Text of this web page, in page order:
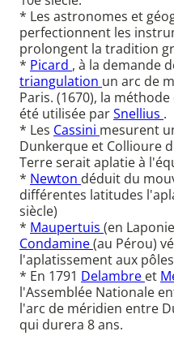
* Les astronomes et
perfectionnent les
prolongent la tradition
* Picard , à la demande
triangulation un arc de
Paris. (1670), la
été utilisée parSnellius .
* Les Cassini mesurent
Dunkerque et Collioure
Terre serait aplatie à
* Newton déduit du
différentes latitudes
siècle)
* Maupertuis (en
Condamine(au Pérou)
l'aplatissement aux
* En 1791 Delambre et
l'Assemblée Nationale
l'arc de méridien entre
qui durera 8 ans.